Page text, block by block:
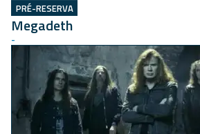
PRÉ-RESERVA
Megadeth
-